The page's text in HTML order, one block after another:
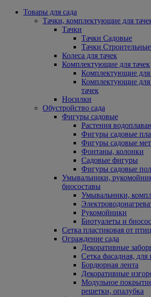
Товары для сада
Тачки, комплектующие для
Тачки
Тачки Садовые
Тачки Строительные
Колеса для тачек
Комплектующие для тачек
Комплектующие для
Комплектующие
тачек
Носилки
Обустройство сада
Фигуры садовые
Растения
Фигуры садовые
Фигуры садовые
Фонтаны, колонки
Садовые фигуры
Фигуры садовые
Умывальники,
биосоставы
Умывальники,
Рукомойники
Биотуалеты и
Сетка пластиковая от
Ограждение сада
Декоративные
Сетка фасадная, для
Бордюрная лента
Декоративные
Модульное
решетки, опалубка